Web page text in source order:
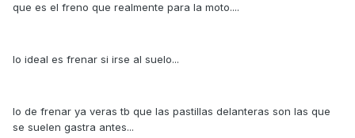
que es el freno que realmente para la moto....
lo ideal es frenar si irse al suelo...
lo de frenar ya veras tb que las pastillas delanteras son las que
se suelen gastra antes...